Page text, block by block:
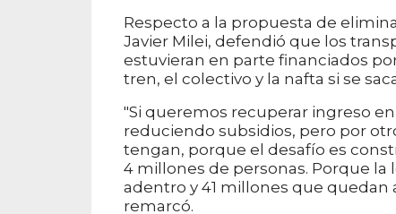
Respecto a la propuesta de
Javier Milei, defendió que los
estuvieran en parte financiados
tren, el colectivo y la nafta si se
"Si queremos recuperar ingreso
reduciendo subsidios, pero por
tengan, porque el desafío es
4 millones de personas. Porque
adentro y 41 millones que quedan
remarcó.